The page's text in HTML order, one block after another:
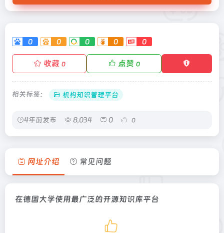
0 0 0 0 0
收藏 0 点赞 0
相关标签： 机构知识管理平台
4年前发布 8,034 0 0
网址介绍 常见问题
在德国大学使用最广泛的开源知识库平台